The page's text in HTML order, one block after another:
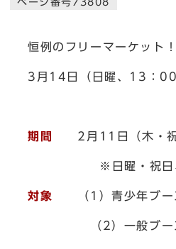
ページ番号73808
恒例のフリーマーケット！
3月14日（日曜、13：00
期間 2月11日（木・祝
※日曜・祝日、16
対象 （1）青少年ブー
（2）一般ブース